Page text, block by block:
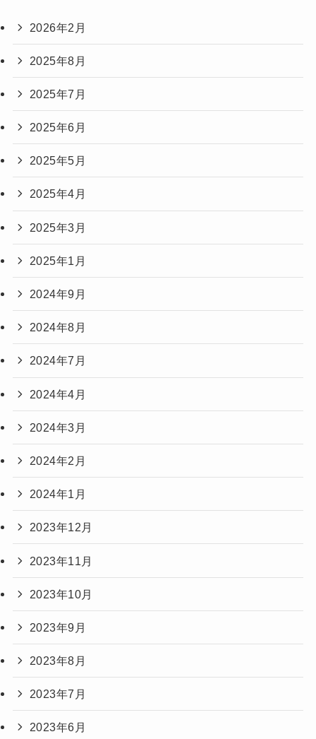
2026年2月
2025年8月
2025年7月
2025年6月
2025年5月
2025年4月
2025年3月
2025年1月
2024年9月
2024年8月
2024年7月
2024年4月
2024年3月
2024年2月
2024年1月
2023年12月
2023年11月
2023年10月
2023年9月
2023年8月
2023年7月
2023年6月